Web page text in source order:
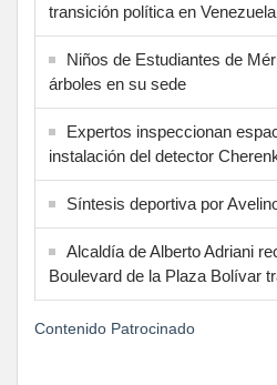
transición política en Venezuela
Niños de Estudiantes de
árboles en su sede
Expertos inspeccionan
instalación del detector
Síntesis deportiva por
Alcaldía de Alberto Adriani
Boulevard de la Plaza Bolívar
Contenido Patrocinado